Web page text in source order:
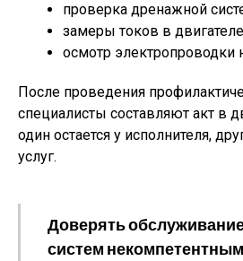
проверка дренажной
замеры токов в
осмотр электропроводки
После проведения
специалисты составляют акт в
один остается у исполнителя,
услуг.
Доверять
систем